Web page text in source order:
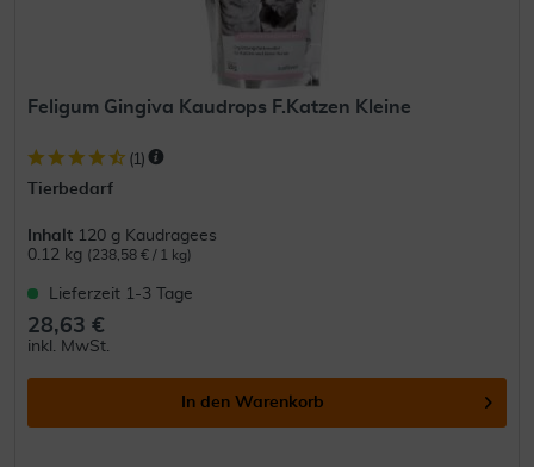
Feligum Gingiva Kaudrops F.Katzen Kleine
(1 )
Tierbedarf
Inhalt 120 g Kaudragees
0.12 kg (238,58 € / 1 kg)
Lieferzeit 1-3 Tage
28,63 €
inkl. MwSt.
In den Warenkorb